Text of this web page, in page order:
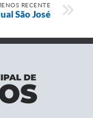
RECENTE
São José